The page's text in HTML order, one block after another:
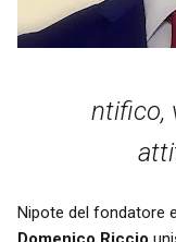
ntifico,
Nipote del fondatore